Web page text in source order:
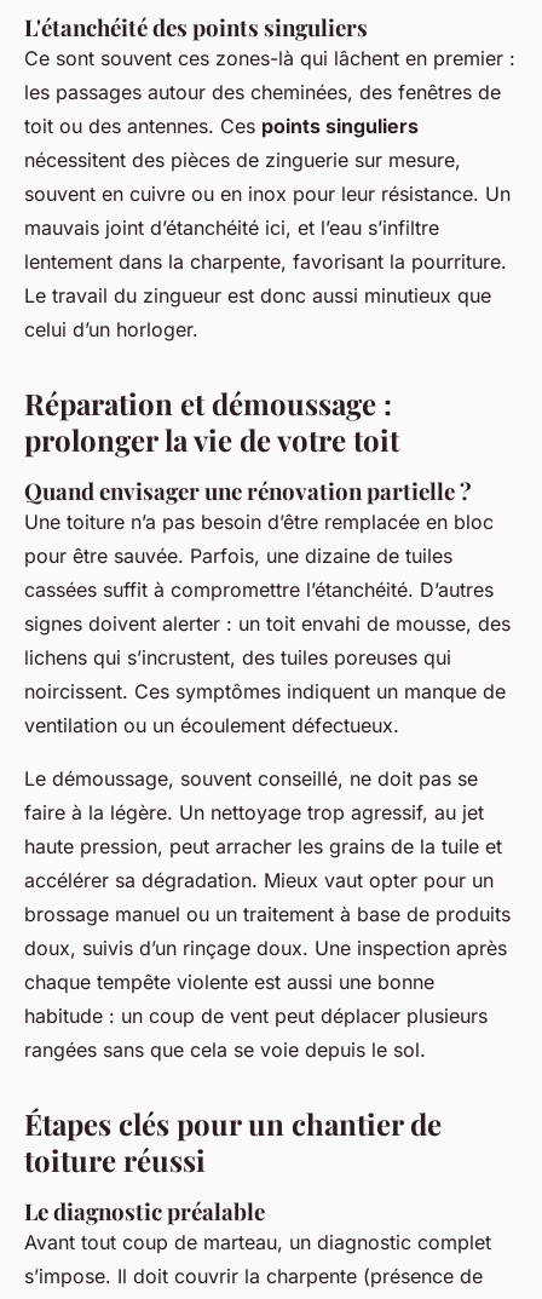
L'étanchéité des points singuliers
Ce sont souvent ces zones-là qui lâchent en premier :
les passages autour des cheminées, des fenêtres de
toit ou des antennes. Ces points singuliers
nécessitent des pièces de zinguerie sur mesure,
souvent en cuivre ou en inox pour leur résistance. Un
mauvais joint d’étanchéité ici, et l’eau s’infiltre
lentement dans la charpente, favorisant la pourriture.
Le travail du zingueur est donc aussi minutieux que
celui d’un horloger.
Réparation et démoussage :
prolonger la vie de votre toit
Quand envisager une rénovation partielle ?
Une toiture n’a pas besoin d’être remplacée en bloc
pour être sauvée. Parfois, une dizaine de tuiles
cassées suffit à compromettre l’étanchéité. D’autres
signes doivent alerter : un toit envahi de mousse, des
lichens qui s’incrustent, des tuiles poreuses qui
noircissent. Ces symptômes indiquent un manque de
ventilation ou un écoulement défectueux.
Le démoussage, souvent conseillé, ne doit pas se
faire à la légère. Un nettoyage trop agressif, au jet
haute pression, peut arracher les grains de la tuile et
accélérer sa dégradation. Mieux vaut opter pour un
brossage manuel ou un traitement à base de produits
doux, suivis d’un rinçage doux. Une inspection après
chaque tempête violente est aussi une bonne
habitude : un coup de vent peut déplacer plusieurs
rangées sans que cela se voie depuis le sol.
Étapes clés pour un chantier de
toiture réussi
Le diagnostic préalable
Avant tout coup de marteau, un diagnostic complet
s’impose. Il doit couvrir la charpente (présence de